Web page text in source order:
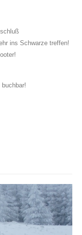
ins Schwarze treffen!